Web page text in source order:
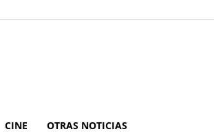
CINE OTRAS NOTICIAS